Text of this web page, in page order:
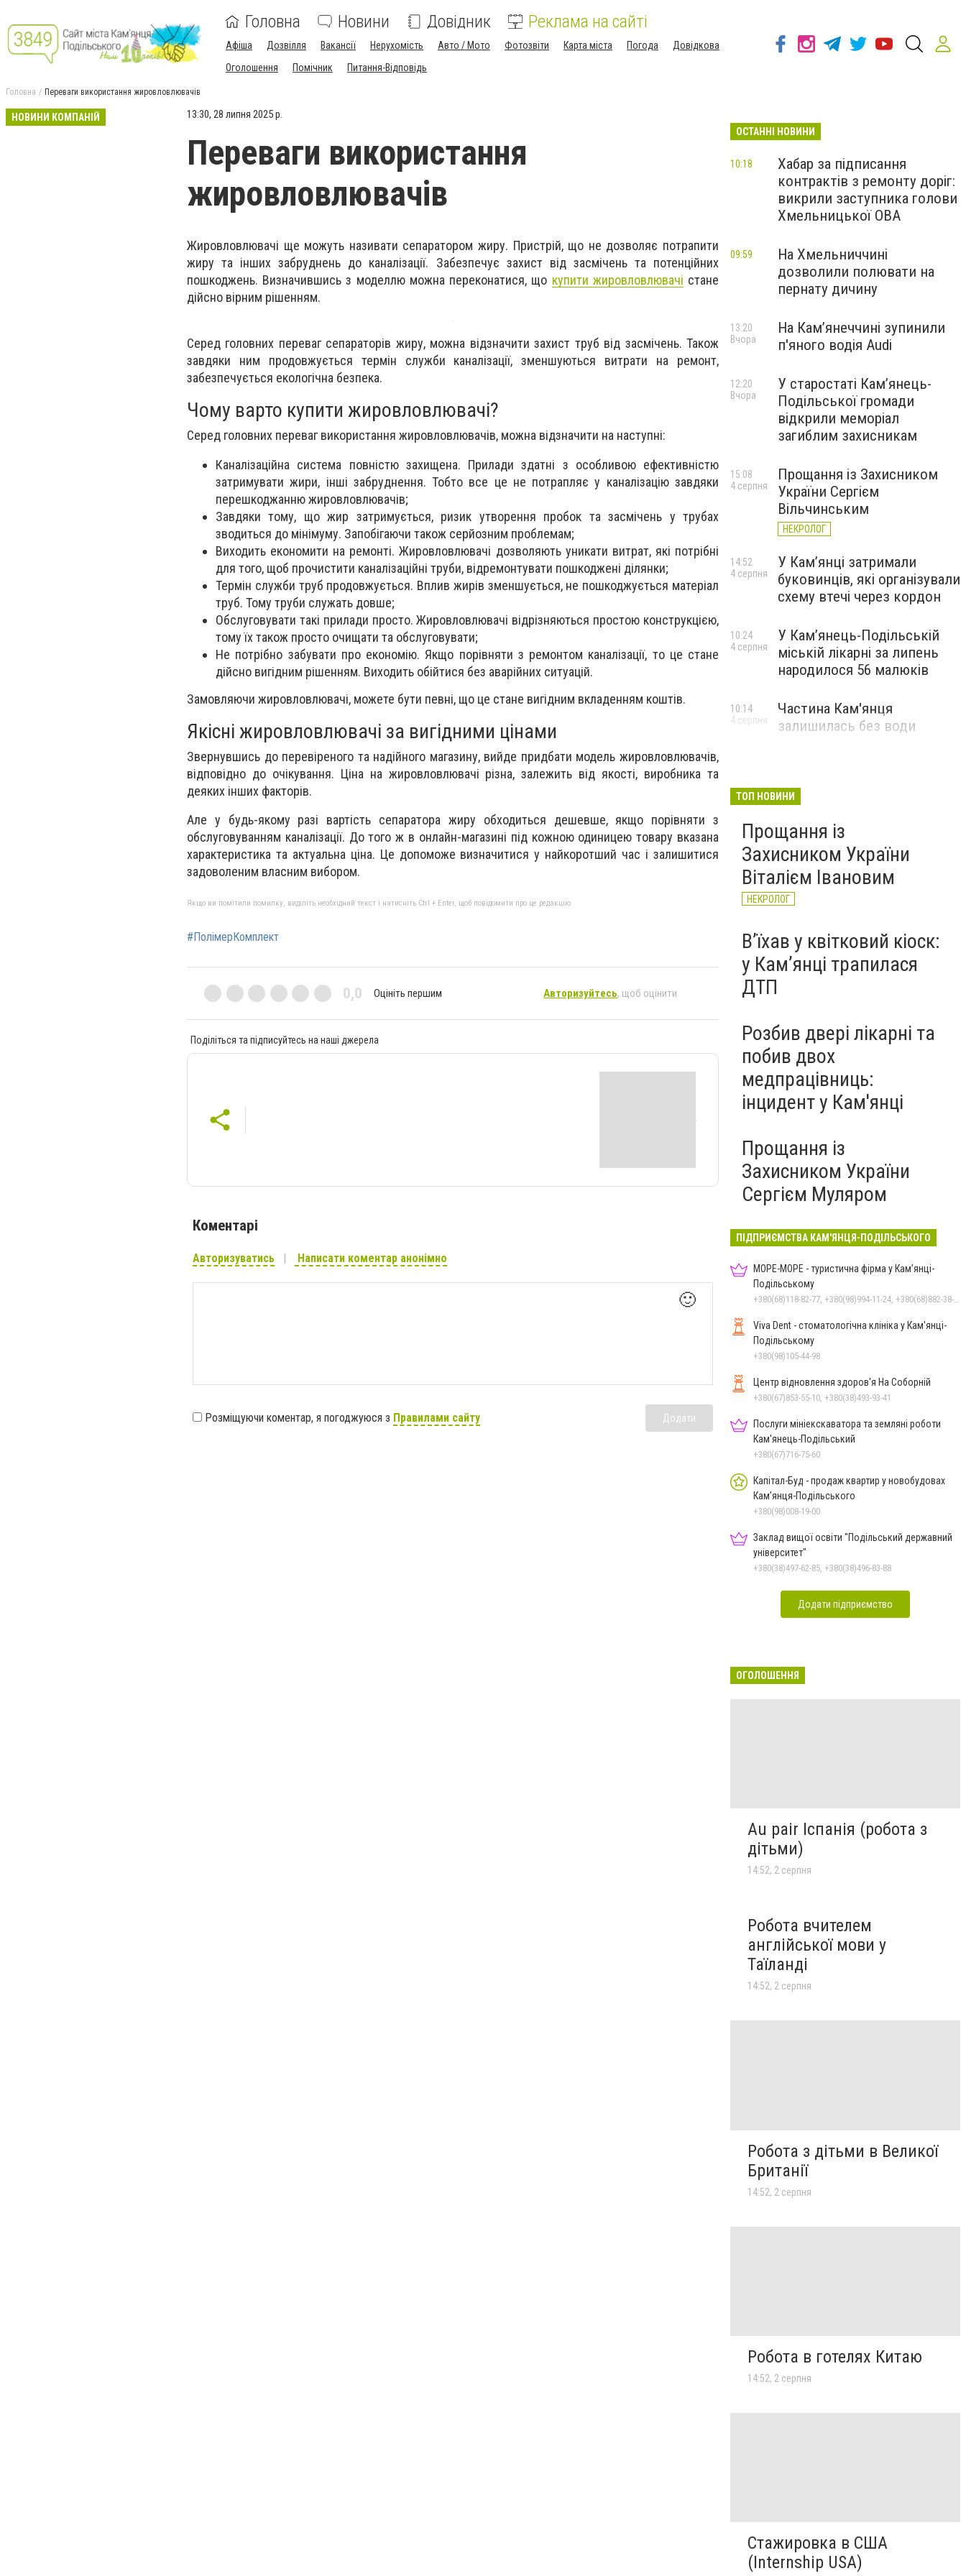
Головна Новини Довідник Реклама на сайті
Афіша Дозвілля Вакансії Нерухомість Авто / Мото Фотозвіти Карта міста Погода
Довідкова
Оголошення
Помічник Питання-Відповідь
Головна Переваги використання жировловлювачів
НОВИНИ КОМПАНІЙ 13:30, 28 липня 2025 р.
Переваги використання
жировловлювачів
Жировловлювачі ще можуть називати сепаратором жиру. Пристрій, що не дозволяє потрапити
жиру та інших забруднень до каналізації. Забезпечує захист від засмічень та потенційних
пошкоджень. Визначившись з моделлю можна переконатися, що купити жировловлювачі стане
дійсно вірним рішенням.
Серед головних переваг сепараторів жиру, можна відзначити захист труб від засмічень. Також
завдяки ним продовжується термін служби каналізації, зменшуються витрати на ремонт,
забезпечується екологічна безпека.
Чому варто купити жировловлювачі?
Серед головних переваг використання жировловлювачів, можна відзначити на наступні:
Каналізаційна система повністю захищена. Прилади здатні з особливою ефективністю
затримувати жири, інші забруднення. Тобто все це не потрапляє у каналізацію завдяки
перешкоджанню жировловлювачів;
Завдяки тому, що жир затримується, ризик утворення пробок та засмічень у трубах
зводиться до мінімуму. Запобігаючи також серйозним проблемам;
Виходить економити на ремонті. Жировловлювачі дозволяють уникати витрат, які потрібні
для того, щоб прочистити каналізаційні труби, відремонтувати пошкоджені ділянки;
Термін служби труб продовжується. Вплив жирів зменшується, не пошкоджується матеріал
труб. Тому труби служать довше;
Обслуговувати такі прилади просто. Жировловлювачі відрізняються простою конструкцією,
тому їх також просто очищати та обслуговувати;
Не потрібно забувати про економію. Якщо порівняти з ремонтом каналізації, то це стане
дійсно вигідним рішенням. Виходить обійтися без аварійних ситуацій.
Замовляючи жировловлювачі, можете бути певні, що це стане вигідним вкладенням коштів.
Якісні жировловлювачі за вигідними цінами
Звернувшись до перевіреного та надійного магазину, вийде придбати модель жировловлювачів,
відповідно до очікування. Ціна на жировловлювачі різна, залежить від якості, виробника та
деяких інших факторів.
Але у будь-якому разі вартість сепаратора жиру обходиться дешевше, якщо порівняти з
обслуговуванням каналізації. До того ж в онлайн-магазині під кожною одиницею товару вказана
характеристика та актуальна ціна. Це допоможе визначитися у найкоротший час і залишитися
задоволеним власним вибором.
Якщо ви помітили помилку, виділіть необхідний текст і натисніть Ctrl + Enter, щоб повідомити про це редакцію
#ПолімерКомплект
0,0 Оцініть першим Авторизуйтесь, щоб оцінити
Поділіться та підписуйтесь на наші джерела
Коментарі
Авторизуватись Написати коментар анонімно
🙂
Розміщуючи коментар, я погоджуюся з Правилами сайту Додати
ОСТАННІ НОВИНИ
Хабар за підписання
контрактів з ремонту доріг:
викрили заступника голови
Хмельницької ОВА
10:18
На Хмельниччині
дозволили полювати на
пернату дичину
09:59
На Камʼянеччині зупинили
п'яного водія Audi
13:20
Вчора
У старостаті Кам’янець-
Подільської громади
відкрили меморіал
загиблим захисникам
12:20
Вчора
Прощання із Захисником
України Сергієм
Вільчинським
НЕКРОЛОГ
15:08
4 серпня
У Кам’янці затримали
буковинців, які організували
схему втечі через кордон
14:52
4 серпня
У Кам’янець-Подільській
міській лікарні за липень
народилося 56 малюків
10:24
4 серпня
Частина Кам'янця
залишилась без води
10:14
4 серпня
ТОП НОВИНИ
Прощання із
Захисником України
Віталієм Івановим
НЕКРОЛОГ
Вʼїхав у квітковий кіоск:
у Камʼянці трапилася
ДТП
Розбив двері лікарні та
побив двох
медпрацівниць:
інцидент у Кам'янці
Прощання із
Захисником України
Сергієм Муляром
ПІДПРИЄМСТВА КАМ'ЯНЦЯ-ПОДІЛЬСЬКОГО
МОРЕ-МОРЕ - туристична фірма у Кам’янці-
Подільському
+380(68)118-82-77, +380(98)994-11-24, +380(68)882-38-28
Viva Dent - стоматологічна клініка у Кам'янці-
Подільському
+380(98)105-44-98
Центр відновлення здоров'я На Соборній
+380(67)853-55-10, +380(38)493-93-41
Послуги мініекскаватора та земляні роботи
Кам'янець-Подільський
+380(67)716-75-60
Капітал-Буд - продаж квартир у новобудовах
Кам’янця-Подільського
+380(98)008-19-00
Заклад вищої освіти "Подільський державний
університет"
+380(38)497-62-85, +380(38)496-83-88
Додати підприємство
ОГОЛОШЕННЯ
Au pair Іспанія (робота з
дітьми)
14:52, 2 серпня
Робота вчителем
англійської мови у
Таїланді
14:52, 2 серпня
Робота з дітьми в Великої
Британії
14:52, 2 серпня
Робота в готелях Китаю
14:52, 2 серпня
Стажировка в США
(Internship USA)